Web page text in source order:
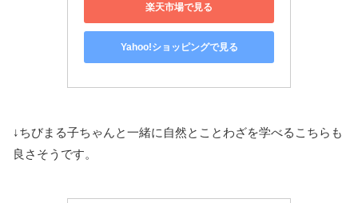
楽天市場で見る
Yahoo!ショッピングで見る
↓ちびまる子ちゃんと一緒に自然とことわざを学べるこちらも
良さそうです。